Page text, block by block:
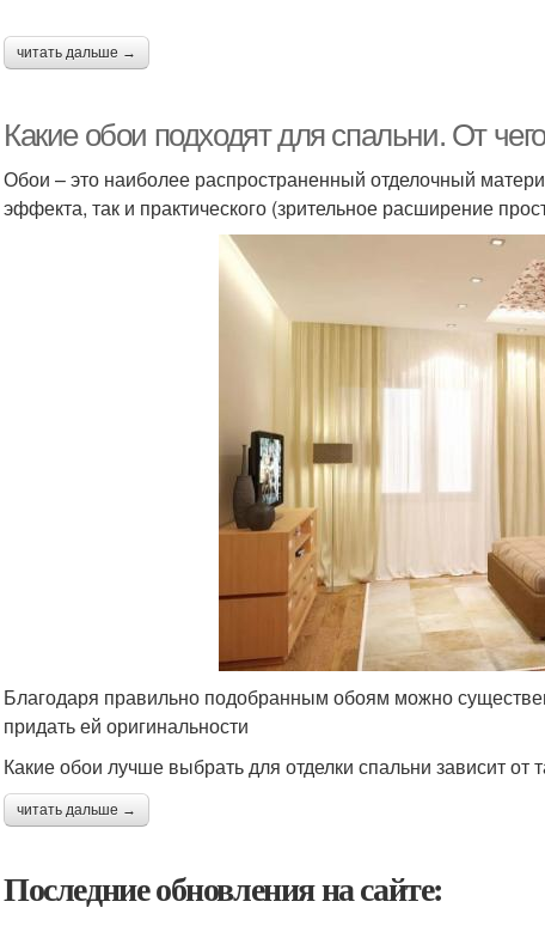
читать дальше →
Какие обои подходят для спальни. От
Обои – это наиболее распространенный отделочный
эффекта, так и практического (зрительное расширение
Благодаря правильно подобранным обоям можно
придать ей оригинальности
Какие обои лучше выбрать для отделки спальни зависит от
читать дальше →
Последние обновления на сайте: